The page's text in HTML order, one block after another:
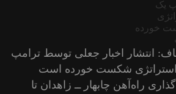
انتشار اخبار جعلی توسط ترامپ
شکست خورده است
راه‌آهن چابهار ــ زاهدان تا